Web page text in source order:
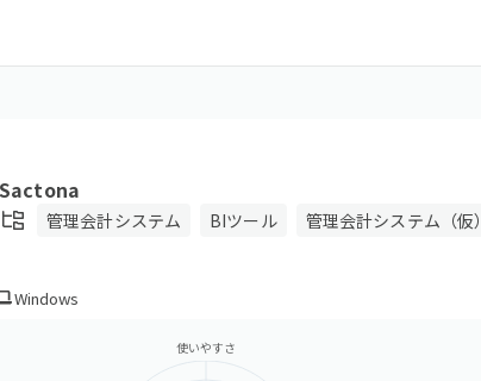
Sactona
管理会計システム BIツール 管理会計システム（仮）
Windows
使いやすさ